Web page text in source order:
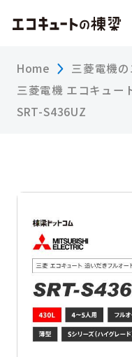
Home
三菱電機
三菱電機 エコキュー
SRT-S436UZ